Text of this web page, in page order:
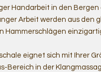
Handarbeit in den Bergen
Arbeit werden aus den
Hammerschlägen
eignet sich mit Ihrer
Bereich in der